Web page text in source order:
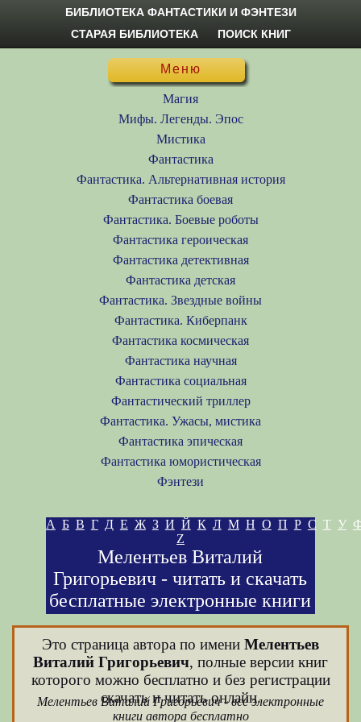
БИБЛИОТЕКА ФАНТАСТИКИ И ФЭНТЕЗИ
СТАРАЯ БИБЛИОТЕКА
ПОИСК КНИГ
Меню
Магия
Мифы. Легенды. Эпос
Мистика
Фантастика
Фантастика. Альтернативная история
Фантастика боевая
Фантастика. Боевые роботы
Фантастика героическая
Фантастика детективная
Фантастика детская
Фантастика. Звездные войны
Фантастика. Киберпанк
Фантастика космическая
Фантастика научная
Фантастика социальная
Фантастический триллер
Фантастика. Ужасы, мистика
Фантастика эпическая
Фантастика юмористическая
Фэнтези
А Б В Г Д Е Ж З И Й К Л М Н О П Р С Т У
Z
Мелентьев Виталий
Григорьевич - читать и скачать
бесплатные электронные книги
Это страница автора по имени Мелентьев
Виталий Григорьевич, полные версии книг
которого можно бесплатно и без регистрации
скачать и читать онлайн.
Мелентьев Виталий Григорьевич - все электронные
книги автора бесплатно